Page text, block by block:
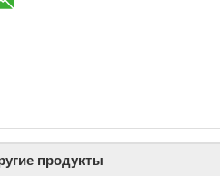
продукты